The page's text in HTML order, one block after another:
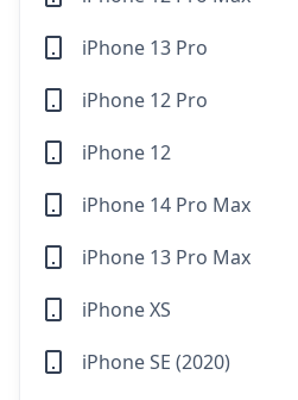
iPhone 13 Pro
iPhone 12 Pro
iPhone 12
iPhone 14 Pro Max
iPhone 13 Pro Max
iPhone XS
iPhone SE (2020)